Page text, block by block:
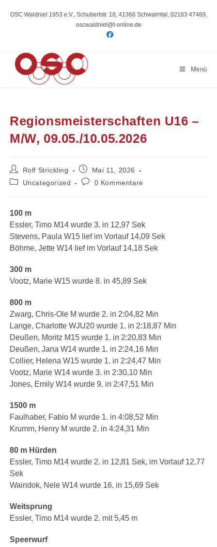
InhaltOSC Waldniel 1953 e.V., Schubertstr. 16, 41366 Schwalmtal, 02163 47469,
oscwaldniel@t-online.de
Menü
Regionsmeisterschaften U16 –
M/W, 09.05./10.05.2026
Beitrags-
Autor:
Rolf Strickling
Beitrag
veröffentlicht:
Mai 11, 2026
Beitrags-Uncategorized
Beitrags-
0 Kommentare
100 m
Essler, Timo M14 wurde 3. in 12,97 Sek
Stevens, Paula W15 lief im Vorlauf 14,09 Sek
Böhme, Jette W14 lief im Vorlauf 14,18 Sek
300 m
Vootz, Marie W15 wurde 8. in 45,89 Sek
800 m
Zwarg, Chris-Ole M wurde 2. in 2:04,82 Min
Lange, Charlotte WJU20 wurde 1. in 2:18,87 Min
Deußen, Moritz M15 wurde 1. in 2:20,83 Min
Deußen, Jana W14 wurde 1. in 2:24,16 Min
Collier, Helena W15 wurde 1. in 2:24,47 Min
Vootz, Marie W14 wurde 3. in 2:30,10 Min
Jones, Emily W14 wurde 9. in 2:47,51 Min
1500 m
Faulhaber, Fabio M wurde 1. in 4:08,52 Min
Krumm, Henry M wurde 2. in 4:24,31 Min
80 m Hürden
Essler, Timo M14 wurde 2. in 12,81 Sek, im Vorlauf 12,77
Sek
Waindok, Nele W14 wurde 16. in 15,69 Sek
Weitsprung
Essler, Timo M14 wurde 2. mit 5,45 m
Speerwurf